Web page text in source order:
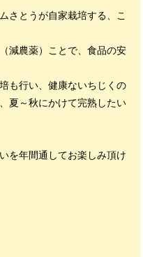
さとうが自家栽培する、こ
減農薬）ことで、食品の安
も行い、健康ないちじくの
夏～秋にかけて完熟したい
を年間通してお楽しみ頂け